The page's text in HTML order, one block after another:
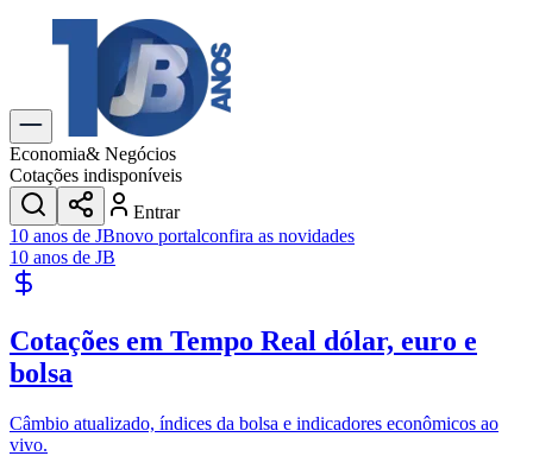
Explore Tudo
Últimas Notícias
Previsão do Tempo
Trânsito e Rotas
Dia a Dia & Lazer
Transportes
Gastronomia
Cinema & Shows
JogosNovo
Para Sua Empresa
Cadastrar Empresa
Divulgar VagasNovo
Publicidade Legal
Política
Economia& Negócios
Cotações indisponíveis
Entrar
10 anos de JBnovo portalconfira as novidades
10 anos de JB
Cotações em Tempo Real dólar, euro e
bolsa
Câmbio atualizado, índices da bolsa e indicadores econômicos ao
vivo.